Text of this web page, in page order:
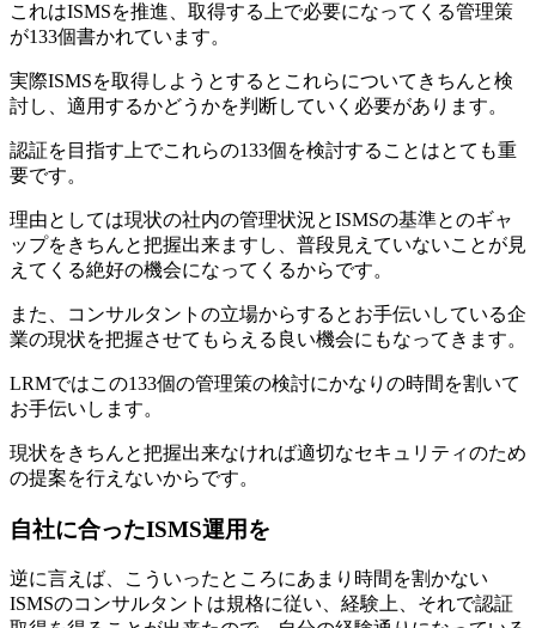
これはISMSを推進、取得する上で必要になってくる管理策
が133個書かれています。
実際ISMSを取得しようとするとこれらについてきちんと検
討し、適用するかどうかを判断していく必要があります。
認証を目指す上でこれらの133個を検討することはとても重
要です。
理由としては現状の社内の管理状況とISMSの基準とのギャ
ップをきちんと把握出来ますし、普段見えていないことが見
えてくる絶好の機会になってくるからです。
また、コンサルタントの立場からするとお手伝いしている企
業の現状を把握させてもらえる良い機会にもなってきます。
LRMではこの133個の管理策の検討にかなりの時間を割いて
お手伝いします。
現状をきちんと把握出来なければ適切なセキュリティのため
の提案を行えないからです。
自社に合ったISMS運用を
逆に言えば、こういったところにあまり時間を割かない
ISMSのコンサルタントは規格に従い、経験上、それで認証